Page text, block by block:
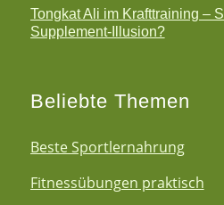
Tongkat Ali im Krafttraining –
Supplement-Illusion?
Beliebte Themen
Beste Sportlernahrung
Fitnessübungen praktisch